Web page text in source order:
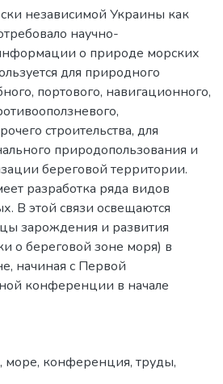
независимой Украины как
научно-
о природе морских
для природного
портового, навигационного,
строительства, для
природопользования и
береговой территории.
разработка ряда видов
В этой связи освещаются
зарождения и развития
о береговой зоне моря) в
начиная с Первой
конференции в начале
, море, конференция, труды,